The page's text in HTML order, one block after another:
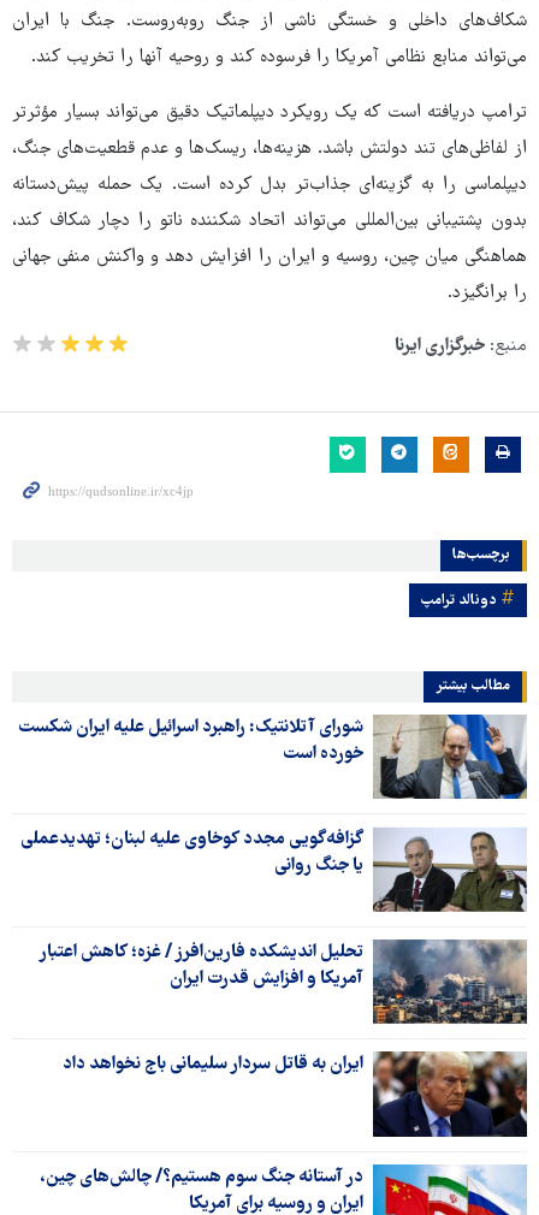
شکاف‌های داخلی و خستگی ناشی از جنگ روبه‌روست. جنگ با ایران
می‌تواند منابع نظامی آمریکا را فرسوده کند و روحیه آنها را تخریب کند.
ترامپ دریافته است که یک رویکرد دیپلماتیک دقیق می‌تواند بسیار مؤثرتر
از لفاظی‌های تند دولتش باشد. هزینه‌ها، ریسک‌ها و عدم قطعیت‌های جنگ،
دیپلماسی را به گزینه‌ای جذاب‌تر بدل کرده است. یک حمله پیش‌دستانه
بدون پشتیبانی بین‌المللی می‌تواند اتحاد شکننده ناتو را دچار شکاف کند،
هماهنگی میان چین، روسیه و ایران را افزایش دهد و واکنش منفی جهانی
را برانگیزد.
منبع: خبرگزاری ایرنا
برچسب‌ها
دونالد ترامپ
مطالب بیشتر
شورای آتلانتیک: راهبرد اسرائیل علیه ایران شکست
خورده است
گزافه‌گویی مجدد کوخاوی علیه لبنان؛ تهدیدعملی
یا جنگ روانی
تحلیل اندیشکده فارین‌افرز / غزه؛ کاهش اعتبار
آمریکا و افزایش قدرت ایران
ایران به قاتل سردار سلیمانی باج نخواهد داد
در آستانه جنگ سوم هستیم؟/ چالش‌های چین،
ایران و روسیه برای آمریکا